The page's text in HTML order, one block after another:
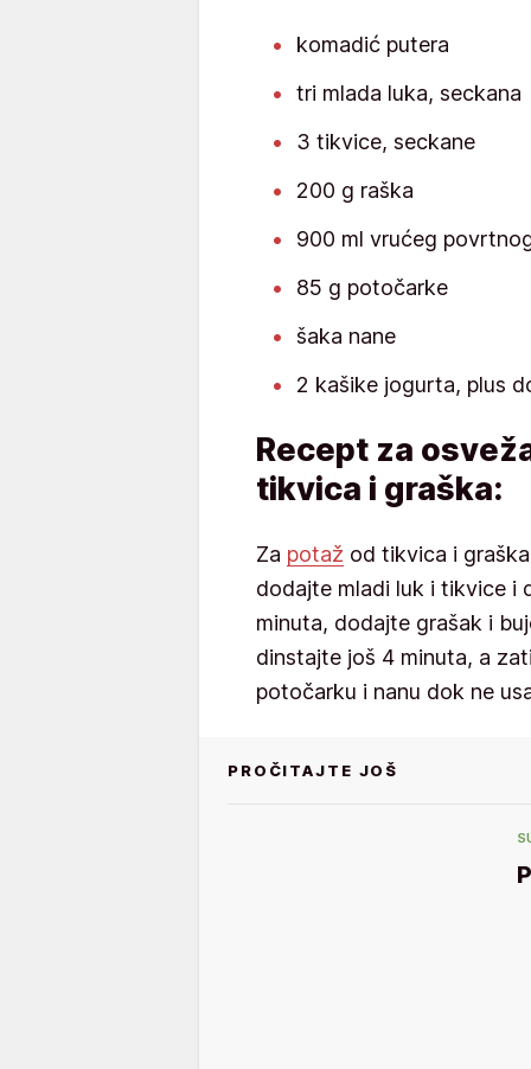
komadić putera
tri mlada luka, seckana
3 tikvice, seckane
200 g raška
900 ml vrućeg
85 g potočarke
šaka nane
2 kašike jogurta, plus
Recept za
tikvica i graška:
Za potaž od tikvica i
dodajte mladi luk i tikvice i
minuta, dodajte grašak i
dinstajte još 4 minuta, a
potočarku i nanu dok ne
PROČITAJTE JOŠ